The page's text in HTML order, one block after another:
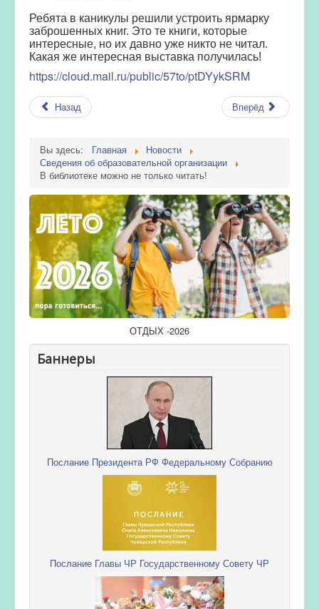
Ребята в каникулы решили устроить ярмарку
заброшенных книг. Это те книги, которые
интересные, но их давно уже никто не читал.
Какая же интересная выставка получилась!
https://cloud.mail.ru/public/57to/ptDYykSRM
Назад Вперёд
Вы здесь: Главная
Новости
Сведения об образовательной организации
В библиотеке можно не только читать!
ОТДЫХ -2026
Баннеры
Послание Президента РФ Федеральному Собранию
Послание Главы ЧР Государственному Совету ЧР